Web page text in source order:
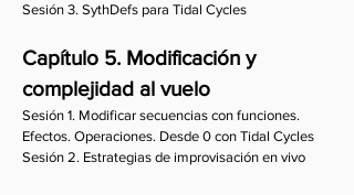
Sesión 3. SythDefs para Tidal Cycles
Capítulo 5. Modificación y
complejidad al vuelo
Sesión 1. Modificar secuencias con funciones.
Efectos. Operaciones. Desde 0 con Tidal Cycles
Sesión 2. Estrategias de improvisación en vivo